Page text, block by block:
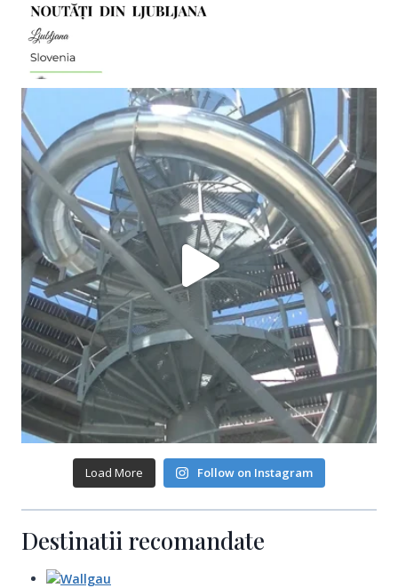
Load More Follow on Instagram
Destinatii recomandate